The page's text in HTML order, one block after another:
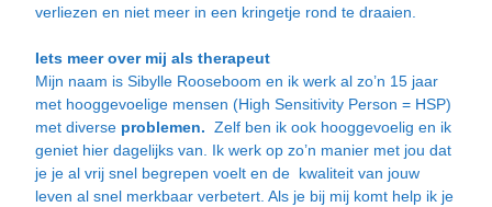
verliezen en niet meer in een kringetje rond te draaien.
Iets meer over mij als therapeut
Mijn naam is Sibylle Rooseboom en ik werk al zo’n 15 jaar
met hooggevoelige mensen (High Sensitivity Person = HSP)
met diverse problemen. Zelf ben ik ook hooggevoelig en ik
geniet hier dagelijks van. Ik werk op zo’n manier met jou dat
je je al vrij snel begrepen voelt en de kwaliteit van jouw
leven al snel merkbaar verbetert. Als je bij mij komt help ik je